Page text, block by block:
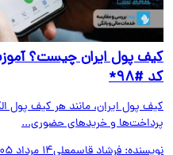
پول ایران چیست؟ آموزش
پول ایران، مانند هر کیف پول
و خریدهای حضوری...
فرشاد قاسمعلی14 مرداد 1405